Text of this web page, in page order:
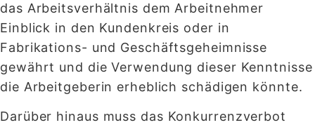
das Arbeitsverhältnis dem Arbeitnehmer
Einblick in den Kundenkreis oder in
Fabrikations- und Geschäftsgeheimnisse
gewährt und die Verwendung dieser Kenntnisse
die Arbeitgeberin erheblich schädigen könnte.
Darüber hinaus muss das Konkurrenzverbot